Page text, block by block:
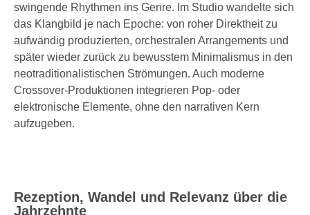
swingende Rhythmen ins Genre. Im Studio wandelte sich
das Klangbild je nach Epoche: von roher Direktheit zu
aufwändig produzierten, orchestralen Arrangements und
später wieder zurück zu bewusstem Minimalismus in den
neotraditionalistischen Strömungen. Auch moderne
Crossover-Produktionen integrieren Pop- oder
elektronische Elemente, ohne den narrativen Kern
aufzugeben.
Rezeption, Wandel und Relevanz über die
Jahrzehnte